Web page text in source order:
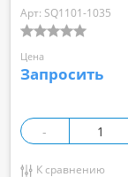
Арт: SQ1101-1035
Цена
Запросить
-
К сравнению